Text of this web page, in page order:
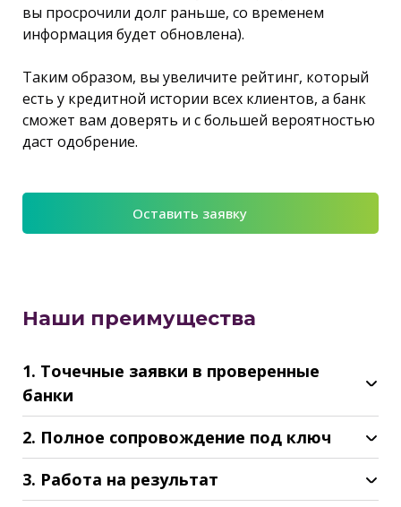
вы просрочили долг раньше, со временем
информация будет обновлена).
Таким образом, вы увеличите рейтинг, который
есть у кредитной истории всех клиентов, а банк
сможет вам доверять и с большей вероятностью
даст одобрение.
Оставить заявку
Наши преимущества
1. Точечные заявки в проверенные
банки
2. Полное сопровождение под ключ
3. Работа на результат